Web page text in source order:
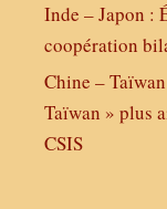
Inde – Japon :
coopération
Chine –
Taïwan » plus
CSIS